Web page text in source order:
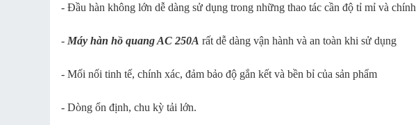
- Đầu hàn không lớn dễ dàng sử dụng trong những thao tác cần độ tỉ mỉ và chính
- Máy hàn hồ quang AC 250A rất dễ dàng vận hành và an toàn khi sử dụng
- Mối nối tinh tế, chính xác, đảm bảo độ gắn kết và bền bỉ của sản phẩm
- Dòng ổn định, chu kỳ tải lớn.